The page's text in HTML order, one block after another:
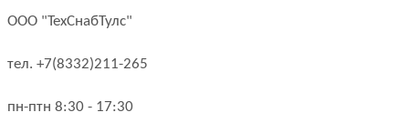
ООО "ТехСнабТулс"
тел. +7(8332)211-265
пн-птн 8:30 - 17:30